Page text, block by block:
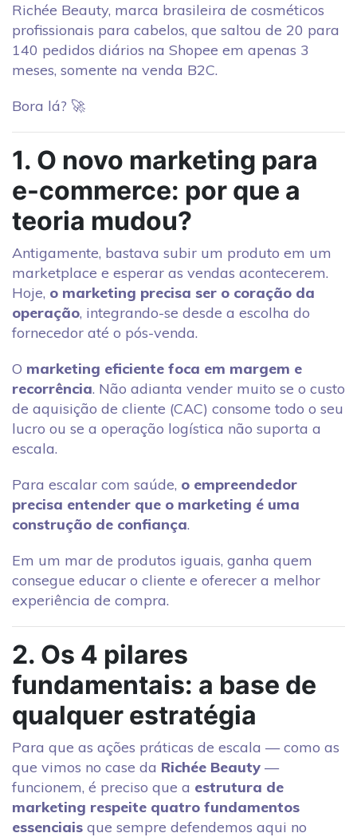
Richée Beauty, marca brasileira de cosméticos
profissionais para cabelos, que saltou de 20 para
140 pedidos diários na Shopee em apenas 3
meses, somente na venda B2C.
Bora lá? 🚀
1. O novo marketing para
e-commerce: por que a
teoria mudou?
Antigamente, bastava subir um produto em um
marketplace e esperar as vendas acontecerem.
Hoje, o marketing precisa ser o coração da
operação, integrando-se desde a escolha do
fornecedor até o pós-venda.
O marketing eficiente foca em margem e
recorrência. Não adianta vender muito se o custo
de aquisição de cliente (CAC) consome todo o seu
lucro ou se a operação logística não suporta a
escala.
Para escalar com saúde, o empreendedor
precisa entender que o marketing é uma
construção de confiança.
Em um mar de produtos iguais, ganha quem
consegue educar o cliente e oferecer a melhor
experiência de compra.
2. Os 4 pilares
fundamentais: a base de
qualquer estratégia
Para que as ações práticas de escala — como as
que vimos no case da Richée Beauty —
funcionem, é preciso que a estrutura de
marketing respeite quatro fundamentos
essenciais que sempre defendemos aqui no